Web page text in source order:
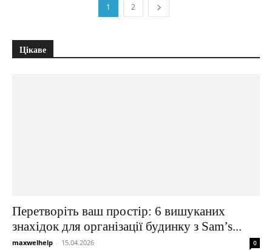
1 2
Цікаве
Перетворіть ваш простір: 6 вишуканих
знахідок для організації будинку з Sam’s...
maxwelhelp - 15.04.2026 0